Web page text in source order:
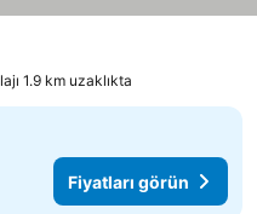
1.9 km uzaklıkta
Fiyatları görün